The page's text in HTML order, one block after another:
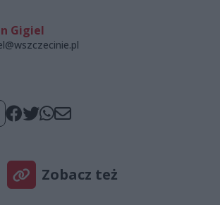
Gigiel
Zobacz też